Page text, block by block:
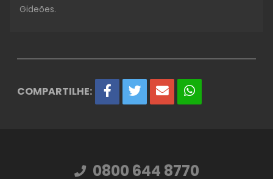
Gideões.
COMPARTILHE:
0800 644 8770